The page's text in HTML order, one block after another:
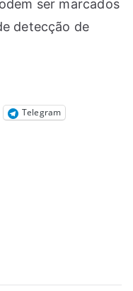
ser marcados
detecção de
Telegram